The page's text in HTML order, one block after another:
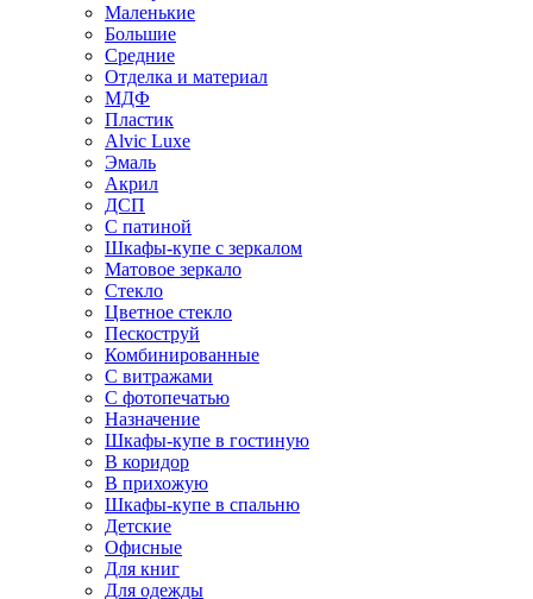
Маленькие
Большие
Средние
Отделка и материал
МДФ
Пластик
Alvic Luxe
Эмаль
Акрил
ДСП
С патиной
Шкафы-купе с зеркалом
Матовое зеркало
Стекло
Цветное стекло
Пескоструй
Комбинированные
С витражами
С фотопечатью
Назначение
Шкафы-купе в гостиную
В коридор
В прихожую
Шкафы-купе в спальню
Детские
Офисные
Для книг
Для одежды